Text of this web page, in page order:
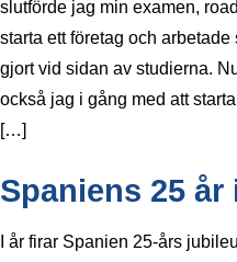
slutförde jag min examen,
starta ett företag och
gjort vid sidan av studierna.
också jag i gång med att
[…]
Spaniens 25 år
I år firar Spanien 25-års